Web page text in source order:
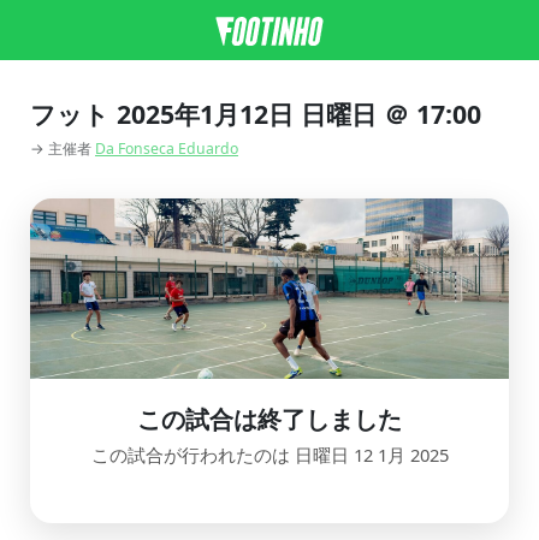
フット 2025年1月12日 日曜日 ＠ 17:00
→ 主催者 Da Fonseca Eduardo
この試合は終了しました
この試合が行われたのは 日曜日 12 1月 2025